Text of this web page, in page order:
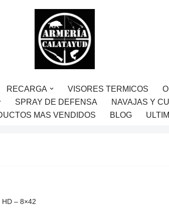
RECARGA VISORES TERMICOS
SPRAY DE DEFENSA NAVAJAS Y
MAS VENDIDOS BLOG
HD – 8×42